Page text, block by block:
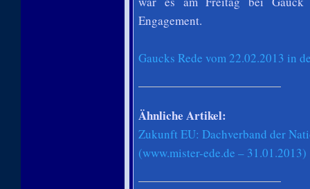
Engagement.
Gaucks Rede vom 22.02.2013 in
Ähnliche Artikel:
Zukunft EU: Dachverband der
(www.mister-ede.de – 31.01.2013)